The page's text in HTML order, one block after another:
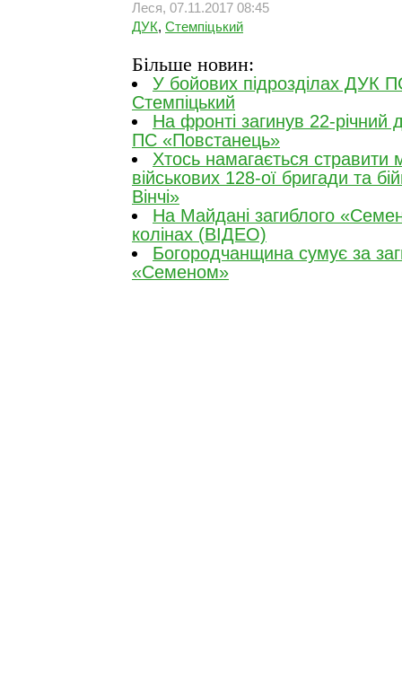
Леся, 07.11.2017 08:45
ДУК, Стемпіцький
Більше новин:
У бойових підрозділах ДУК
Стемпіцький
На фронті загинув 22-
ПС «Повстанець»
Хтось намагається стравити
військових 128-ої бригади та
Вінчі»
На Майдані загиблого
колінах (ВІДЕО)
Богородчанщина сумує за
«Семеном»